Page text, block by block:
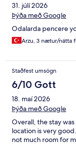
31. júlí 2026
Þýða með Google
Odalarda pencere
Arzu, 3 nætur/nátta
Staðfest umsögn
6/10 Gott
18. maí 2026
Þýða með Google
Overall, the stay
location is very
not much room for